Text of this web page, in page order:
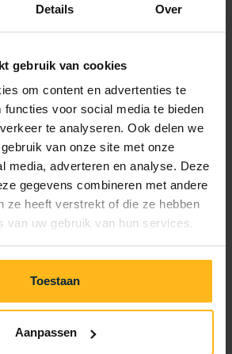
Details Over
gebruik van cookies
om content en advertenties te
functies voor social media te bieden
te analyseren. Ook delen we
van onze site met onze
media, adverteren en analyse. Deze
gegevens combineren met andere
ze heeft verstrekt of die ze hebben
van uw gebruik van hun services.
Toestaan
Aanpassen
liegen super und haben eine
Was allerdings unbedingt am
geändert werden sollte sind
Die gespannten Stoffdächer
jedem einzelnen Holzträger
diese bei Wind dauerhaft auf
und einem gerade bei
regelmäßig den Schlaf rauben.
müsste lediglich auf den Balken
werden und schon könnte man